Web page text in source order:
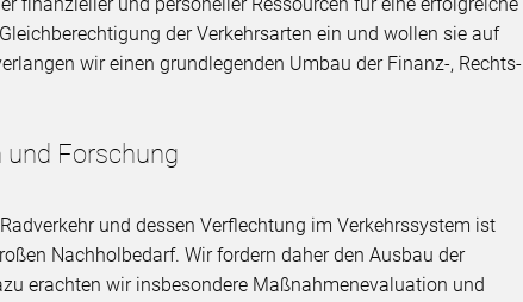
finanzieller und personeller Ressourcen für eine erfolgreiche
der Verkehrsarten ein und wollen sie auf
wir einen grundlegenden Umbau der Finanz-, Rechts-
und Forschung
und dessen Verflechtung im Verkehrssystem ist
Nachholbedarf. Wir fordern daher den Ausbau der
erachten wir insbesondere Maßnahmenevaluation und